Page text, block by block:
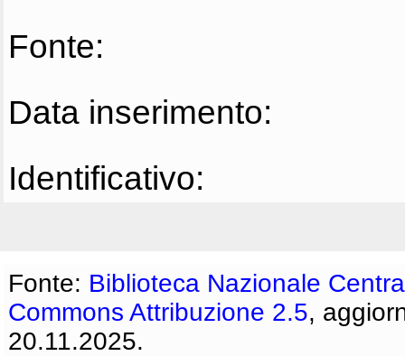
Fonte:
Data inserimento:
Identificativo:
Fonte: Biblioteca Nazionale
Commons Attribuzione 2.5,
20.11.2025.